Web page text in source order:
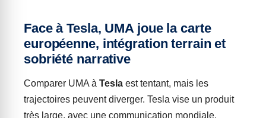
Face à Tesla, UMA joue la carte
européenne, intégration terrain et
sobriété narrative
Comparer UMA à Tesla est tentant, mais les
trajectoires peuvent diverger. Tesla vise un produit
très large, avec une communication mondiale.